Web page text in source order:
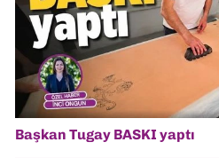
Başkan Tugay BASKI yaptı